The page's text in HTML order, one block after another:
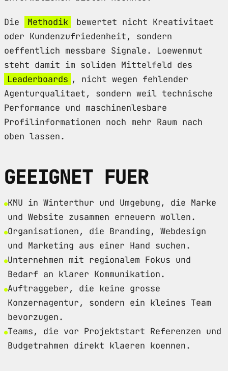
Die Methodik
bewertet nicht Kreativitaet
oder Kundenzufriedenheit, sondern
oeffentlich messbare Signale. Loewenmut
steht damit im soliden Mittelfeld des
Leaderboards , nicht wegen fehlender
Agenturqualitaet, sondern weil technische
Performance und maschinenlesbare
Profilinformationen noch mehr Raum nach
oben lassen.
GEEIGNET FUER
KMU in Winterthur und Umgebung, die Marke
und Website zusammen erneuern wollen.
Organisationen, die Branding, Webdesign
und Marketing aus einer Hand suchen.
Unternehmen mit regionalem Fokus und
Bedarf an klarer Kommunikation.
Auftraggeber, die keine grosse
Konzernagentur, sondern ein kleines Team
bevorzugen.
Teams, die vor Projektstart Referenzen und
Budgetrahmen direkt klaeren koennen.